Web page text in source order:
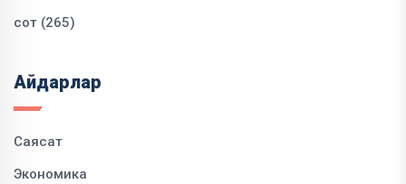
сот (265)
Айдарлар
Саясат
Экономика